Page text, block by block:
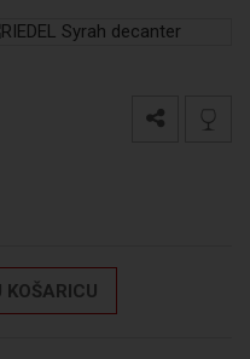
KOŠARICU